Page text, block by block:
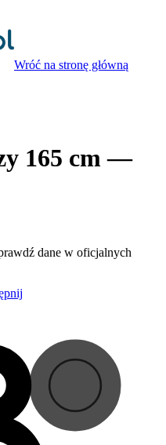
Wróć na stronę główną
165 cm —
dane w oficjalnych